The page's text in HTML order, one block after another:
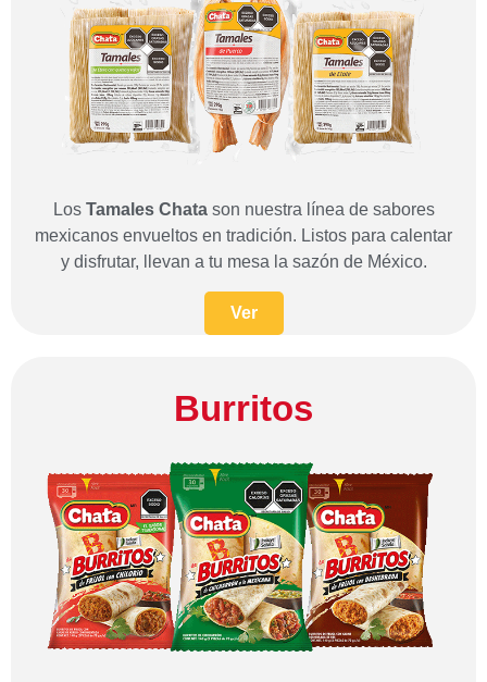
LosTamales Chatason nuestra línea de sabores
mexicanos envueltos en tradición. Listos para calentar
y disfrutar, llevan a tu mesa la sazón de México.
Ver
Burritos